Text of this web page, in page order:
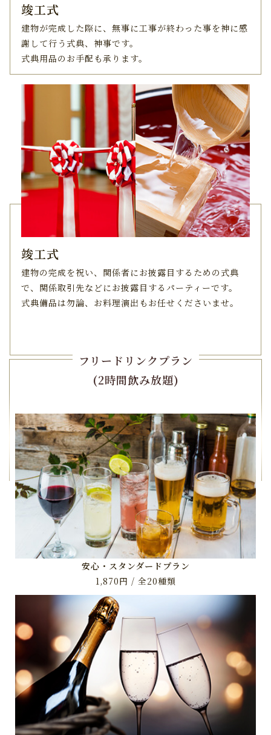
竣工式
建物が完成した際に、無事に工事が終わった事を神に感
謝して行う式典、神事です。
式典用品のお手配も承ります。
竣工式
建物の完成を祝い、関係者にお披露目するための式典
で、 関係取引先などにお披露目するパーティーです。
式典備品は勿論、お料理演出もお任せくださいませ。
フリードリンクプラン
(2時間飲み放題)
安心・スタンダードプラン
1,870円 / 全20種類